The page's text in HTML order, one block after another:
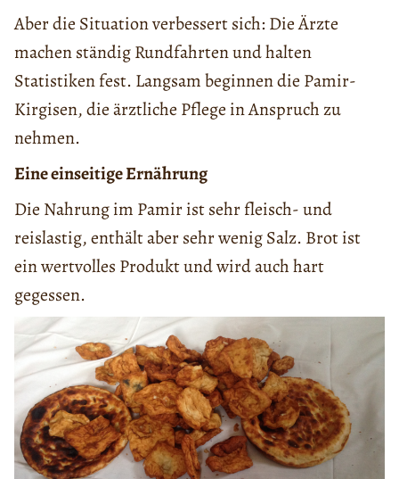
Aber die Situation verbessert sich: Die Ärzte
machen ständig Rundfahrten und halten
Statistiken fest. Langsam beginnen die Pamir-
Kirgisen, die ärztliche Pflege in Anspruch zu
nehmen.
Eine einseitige Ernährung
Die Nahrung im Pamir ist sehr fleisch- und
reislastig, enthält aber sehr wenig Salz. Brot ist
ein wertvolles Produkt und wird auch hart
gegessen.